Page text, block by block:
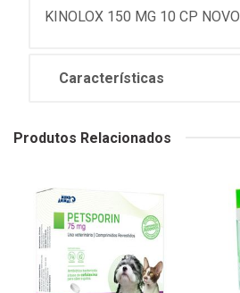
KINOLOX 150 MG 10 CP NOVO
Características
Produtos Relacionados